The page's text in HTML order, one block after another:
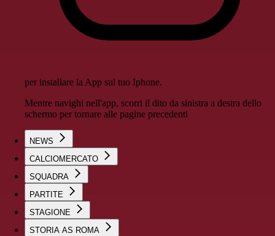
per installare la App sul tuo Iphone.
Mentre navighi nell'app, scorri il dito da sinistra a destra dello
schermo per tornare alle pagine precedenti
NEWS
CALCIOMERCATO
SQUADRA
PARTITE
STAGIONE
STORIA AS ROMA